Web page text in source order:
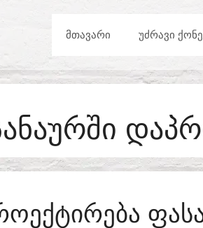
ᲛᲗᲐᲕᲐᲠᲘ ᲣᲫᲠᲐᲕᲘ